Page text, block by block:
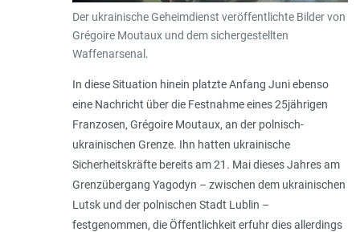
Der ukrainische Geheimdienst veröffentlichte Bilder von
Grégoire Moutaux und dem sichergestellten
Waffenarsenal.
In diese Situation hinein platzte Anfang Juni ebenso
eine Nachricht über die Festnahme eines 25jährigen
Franzosen, Grégoire Moutaux, an der polnisch-
ukrainischen Grenze. Ihn hatten ukrainische
Sicherheitskräfte bereits am 21. Mai dieses Jahres am
Grenzübergang Yagodyn – zwischen dem ukrainischen
Lutsk und der polnischen Stadt Lublin –
festgenommen, die Öffentlichkeit erfuhr dies allerdings